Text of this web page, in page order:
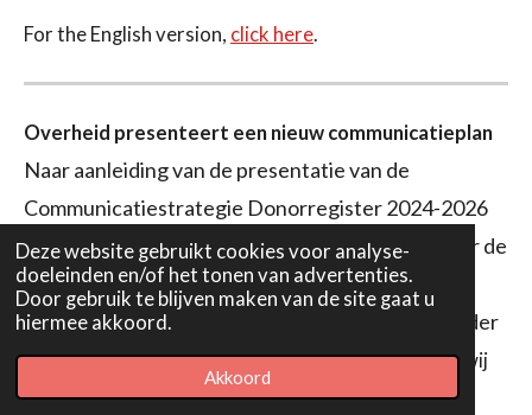
Deze website gebruikt cookies voor analyse-
doeleinden en/of het tonen van advertenties.
Door gebruik te blijven maken van de site gaat u
hiermee akkoord.
Akkoord
For the English version, click here.
Overheid presenteert een nieuw communicatieplan
Naar aanleiding van de presentatie van de
Communicatiestrategie Donorregister 2024-2026
heeft ons Comité een zienswijze ingezonden naar de
Minister VWS. Wij zijn van mening dat er aan de
communicatie rond dit onderwerp het een en ander
verbeterd kan en verbeterd moet.Ook plaatsen wij
vraagtekens bij de dubbele belangen van de